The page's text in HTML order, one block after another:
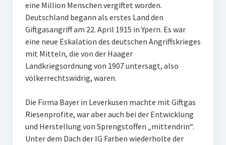
eine Million Menschen vergiftet worden.
Deutschland begann als erstes Land den
Giftgasangriff am 22. April 1915 in Ypern. Es war
eine neue Eskalation des deutschen Angriffskrieges
mit Mitteln, die von der Haager
Landkriegsordnung von 1907 untersagt, also
völkerrechtswidrig, waren.
Die Firma Bayer in Leverkusen machte mit Giftgas
Riesenprofite, war aber auch bei der Entwicklung
und Herstellung von Sprengstoffen „mittendrin“.
Unter dem Dach der IG Farben wiederholte der